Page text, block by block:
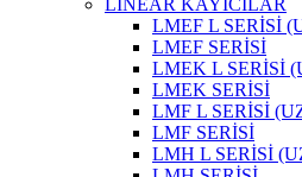
LİNEAR KAYICILAR
LMEF L SERİSİ
LMEF SERİSİ
LMEK L SERİSİ
LMEK SERİSİ
LMF L SERİSİ
LMF SERİSİ
LMH L SERİSİ